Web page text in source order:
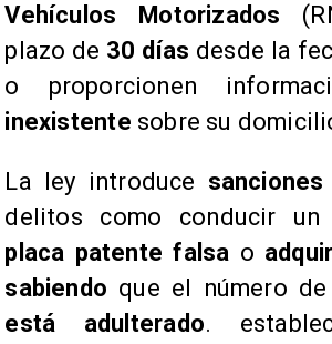
Vehículos Motorizados
plazo de 30 días desde la
o proporcionen
inexistente sobre su
La ley introduce
delitos como conducir un
placa patente falsa o
sabiendo que el número de
está adulterado.